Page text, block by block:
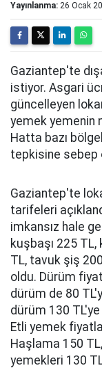
Yayınlanma: 26 Ocak
Gaziantep'te
istiyor. Asgari
güncelleyen
yemek yemenin
Hatta bazı
tepkisine sebep
Gaziantep'te
tarifeleri
imkansız hale
kuşbaşı 225 TL,
TL, tavuk şiş
oldu. Dürüm
dürüm de 80
dürüm 130
Etli yemek
Haşlama 150
yemekleri 130